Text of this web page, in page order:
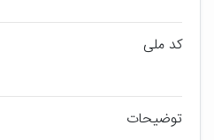
کد ملی
توضیحات